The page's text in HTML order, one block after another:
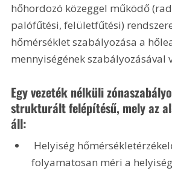
hőhordozó közeggel működő
palófűtési, felületfűtési)
hőmérséklet szabályozása a
mennyiségének szabályozásával
Egy vezeték nélküli
strukturált felépítésű, mely az
áll:
folyamatosan méri a